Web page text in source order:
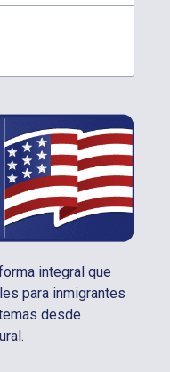
integral que
para inmigrantes
desde